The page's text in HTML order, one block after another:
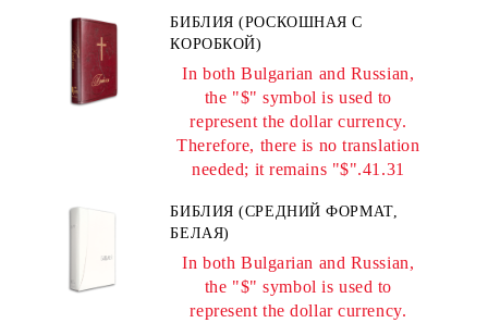
БИБЛИЯ (РОСКОШНАЯ С
КОРОБКОЙ)
In both Bulgarian and Russian,
the "$" symbol is used to
represent the dollar currency.
Therefore, there is no translation
needed; it remains "$".41.31
БИБЛИЯ (СРЕДНИЙ ФОРМАТ,
БЕЛАЯ)
In both Bulgarian and Russian,
the "$" symbol is used to
represent the dollar currency.